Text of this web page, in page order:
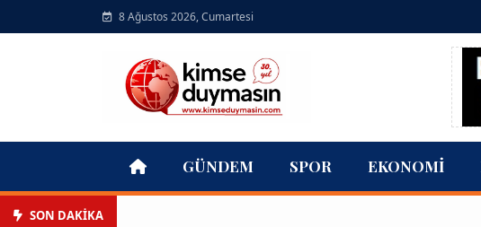
8 Ağustos 2026, Cumartesi
GÜNDEM SPOR EKONOMI
SON DAKİKA